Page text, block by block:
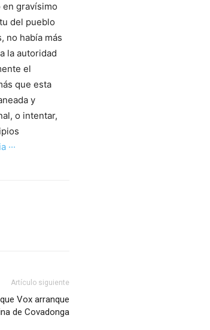
gravísimo
del pueblo
no había más
la autoridad
el
que esta
y
o intentar,
···
Artículo siguiente
Vox arranque
de Covadonga